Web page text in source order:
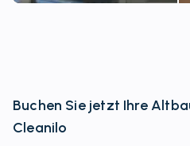
Jetzt
Buchen Sie jetzt Ihre
Cleanilo